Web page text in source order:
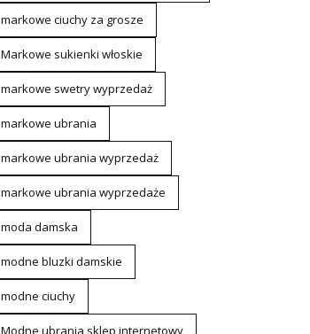
markowe ciuchy za grosze
Markowe sukienki włoskie
markowe swetry wyprzedaż
markowe ubrania
markowe ubrania wyprzedaż
markowe ubrania wyprzedaże
moda damska
modne bluzki damskie
modne ciuchy
Modne ubrania sklep internetowy